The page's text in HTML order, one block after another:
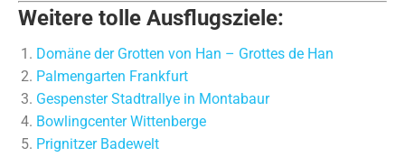
Weitere tolle Ausflugsziele:
Domäne der Grotten von Han – Grottes de Han
Palmengarten Frankfurt
Gespenster Stadtrallye in Montabaur
Bowlingcenter Wittenberge
Prignitzer Badewelt